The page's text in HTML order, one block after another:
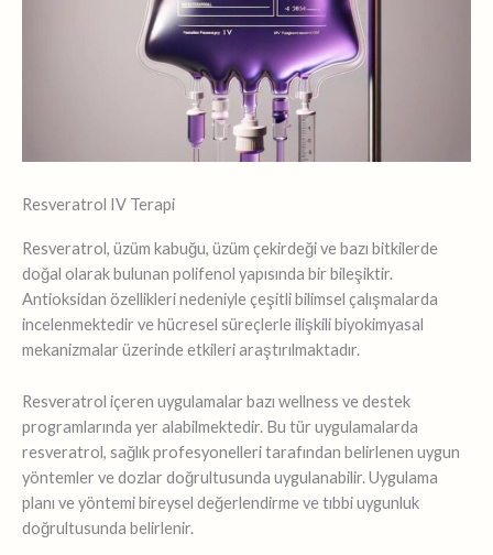
Resveratrol IV Terapi
Resveratrol, üzüm kabuğu, üzüm çekirdeği ve bazı bitkilerde
doğal olarak bulunan polifenol yapısında bir bileşiktir.
Antioksidan özellikleri nedeniyle çeşitli bilimsel çalışmalarda
incelenmektedir ve hücresel süreçlerle ilişkili biyokimyasal
mekanizmalar üzerinde etkileri araştırılmaktadır.
Resveratrol içeren uygulamalar bazı wellness ve destek
programlarında yer alabilmektedir. Bu tür uygulamalarda
resveratrol, sağlık profesyonelleri tarafından belirlenen uygun
yöntemler ve dozlar doğrultusunda uygulanabilir. Uygulama
planı ve yöntemi bireysel değerlendirme ve tıbbi uygunluk
doğrultusunda belirlenir.